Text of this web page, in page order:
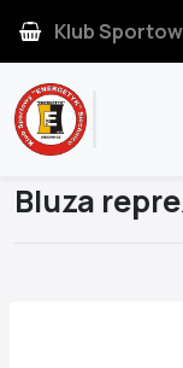
Klub
Strona główna